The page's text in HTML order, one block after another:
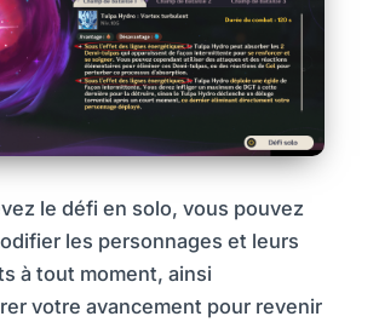
le défi en solo, vous pouvez
les personnages et leurs
à tout moment, ainsi
votre avancement pour revenir